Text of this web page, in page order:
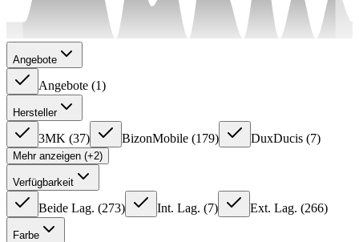
Angebote
Angebote (1)
Hersteller
3MK (37) BizonMobile (179) DuxDucis (7)
Mehr anzeigen (+2)
Verfügbarkeit
Beide Lag. (273) Int. Lag. (7) Ext. Lag. (266)
Farbe